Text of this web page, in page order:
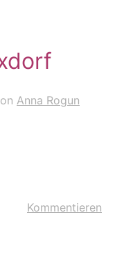
Anna Rogun
Kommentieren